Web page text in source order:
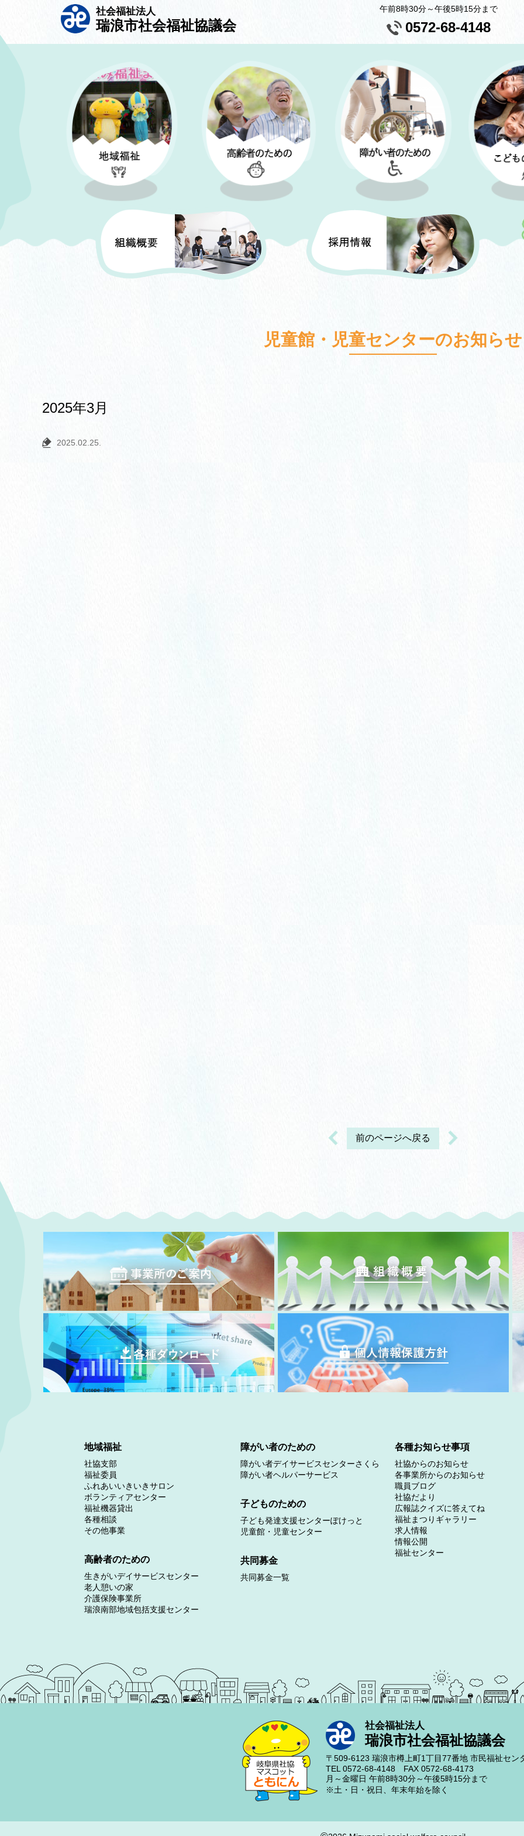
社会福祉法人
瑞浪市社会福祉協議会
午前8時30分～午後5時15分まで
0572-68-4148
児童館・児童センターのお知らせ
2025年3月
2025.02.25.
前のページへ戻る
地域福祉
社協支部
福祉委員
ふれあいいきいきサロン
ボランティアセンター
福祉機器貸出
各種相談
その他事業
高齢者のための
生きがいデイサービスセンター
老人憩いの家
介護保険事業所
瑞浪南部地域包括支援センター
障がい者のための
障がい者デイサービスセンターさくら
障がい者ヘルパーサービス
子どものための
子ども発達支援センターぽけっと
児童館・児童センター
共同募金
共同募金一覧
各種お知らせ事項
社協からのお知らせ
各事業所からのお知らせ
職員ブログ
社協だより
広報誌クイズに答えてね
福祉まつりギャラリー
求人情報
情報公開
福祉センター
社会福祉法人
瑞浪市社会福祉協議会
〒509-6123 瑞浪市樽上町1丁目77番地 市民福祉セン
TEL 0572-68-4148 FAX 0572-68-4173
月～金曜日 午前8時30分～午後5時15分まで
※土・日・祝日、年末年始を除く